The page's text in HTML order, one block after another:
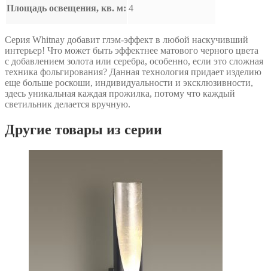
Площадь освещения, кв. м: 4
Cерия Whitnay добавит глэм-эффект в любой наскучивший
интерьер! Что может быть эффектнее матового черного цвета
с добавлением золота или серебра, особенно, если это сложная
техника фольгирования? Данная технология придает изделию
еще больше роскоши, индивидуальности и эксклюзивности,
здесь уникальная каждая прожилка, потому что каждый
светильник делается вручную.
Другие товары из серии